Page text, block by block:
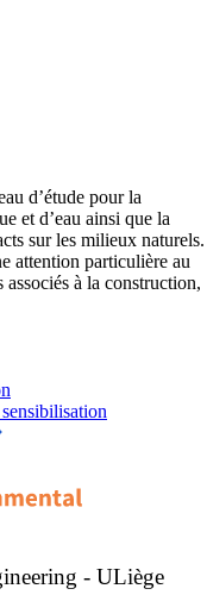
d’étude pour la
et d’eau ainsi que la
sur les milieux naturels.
attention particulière au
associés à la construction,
- ULiège